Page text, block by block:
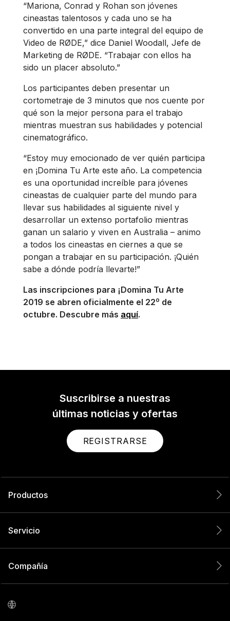
“Mariona, Conrad y Rohan son jóvenes
cineastas talentosos y cada uno se ha
convertido en una parte integral del equipo de
Video de RØDE,” dice Daniel Woodall, Jefe de
Marketing de RØDE. “Trabajar con ellos ha
sido un placer absoluto.”
Los participantes deben presentar un
cortometraje de 3 minutos que nos cuente por
qué son la mejor persona para el trabajo
mientras muestran sus habilidades y potencial
cinematográfico.
“Estoy muy emocionado de ver quién participa
en ¡Domina Tu Arte este año. La competencia
es una oportunidad increíble para jóvenes
cineastas de cualquier parte del mundo para
llevar sus habilidades al siguiente nivel y
desarrollar un extenso portafolio mientras
ganan un salario y viven en Australia – animo
a todos los cineastas en ciernes a que se
pongan a trabajar en su participación. ¡Quién
sabe a dónde podría llevarte!”
Las inscripciones para ¡Domina Tu Arte
2019 se abren oficialmente el 22o de
octubre. Descubre más aquí.
Suscribirse a nuestras
últimas noticias y ofertas
REGISTRARSE
Productos
Servicio
Compañía